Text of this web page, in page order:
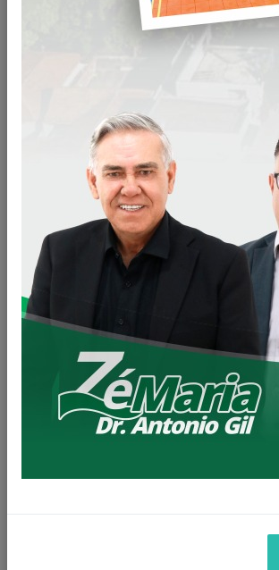
CHAMADA-PUBLICA-010-2023-PML-
Generos-alimenticios_(643).doc
LEIA MAIS
11/06/2026 20:00
Secretaria de Planejamento – SEPL